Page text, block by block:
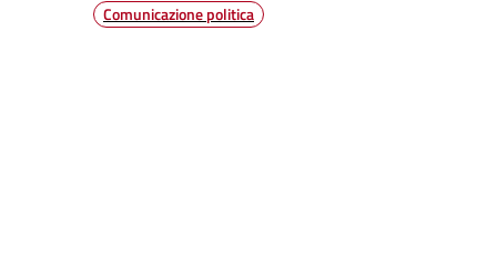
Comunicazione politica